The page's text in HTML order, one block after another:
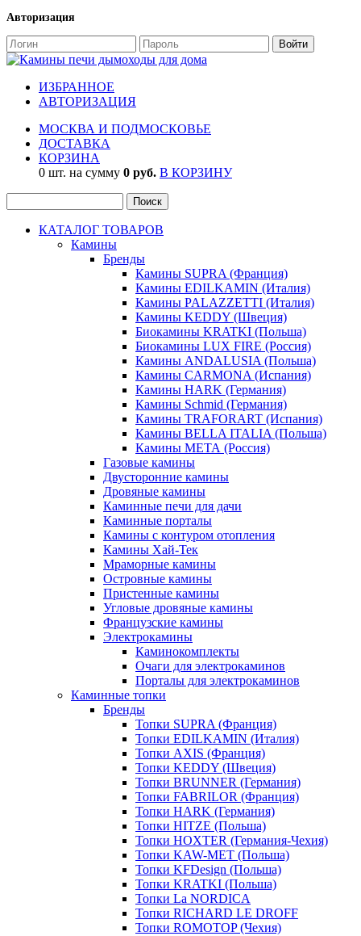
Авторизация
ИЗБРАННОЕ
АВТОРИЗАЦИЯ
МОСКВА И ПОДМОСКОВЬЕ
ДОСТАВКА
КОРЗИНА
0 шт. на сумму 0 руб. В КОРЗИНУ
КАТАЛОГ ТОВАРОВ
Камины
Бренды
Камины SUPRA (Франция)
Камины EDILKAMIN (Италия)
Камины PALAZZETTI (Италия)
Камины KEDDY (Швеция)
Биокамины KRATKI (Польша)
Биокамины LUX FIRE (Россия)
Камины ANDALUSIA (Польша)
Камины CARMONA (Испания)
Камины HARK (Германия)
Камины Schmid (Германия)
Камины TRAFORART (Испания)
Камины BELLA ITALIA (Польша)
Камины МЕТА (Россия)
Газовые камины
Двусторонние камины
Дровяные камины
Каминные печи для дачи
Каминные порталы
Камины с контуром отопления
Камины Хай-Тек
Мраморные камины
Островные камины
Пристенные камины
Угловые дровяные камины
Французские камины
Электрокамины
Каминокомплекты
Очаги для электрокаминов
Порталы для электрокаминов
Каминные топки
Бренды
Топки SUPRA (Франция)
Топки EDILKAMIN (Италия)
Топки AXIS (Франция)
Топки KEDDY (Швеция)
Топки BRUNNER (Германия)
Топки FABRILOR (Франция)
Топки HARK (Германия)
Топки HITZE (Польша)
Топки HOXTER (Германия-Чехия)
Топки KAW-MET (Польша)
Топки KFDesign (Польша)
Топки KRATKI (Польша)
Топки La NORDICA
Топки RICHARD LE DROFF
Топки ROMOTOP (Чехия)